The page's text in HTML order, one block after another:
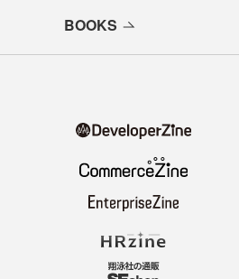
BOOKS